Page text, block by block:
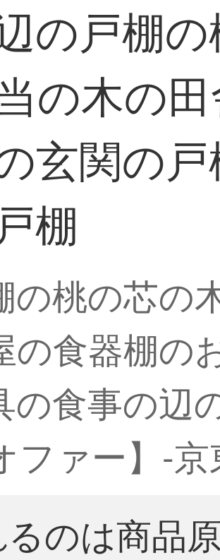
の戸棚
の木の
玄関の
棚
の桃の芯の
の食器棚の
食事の辺
ファー】-京
のは商品